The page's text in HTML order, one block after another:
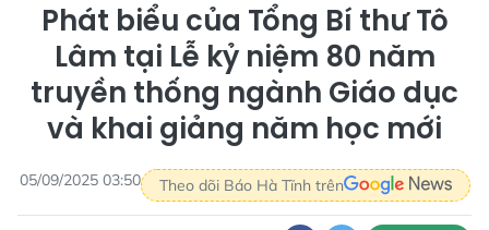
Phát biểu của Tổng Bí thư Tô
Lâm tại Lễ kỷ niệm 80 năm
truyền thống ngành Giáo dục
và khai giảng năm học mới
05/09/2025 03:50 Theo dõi Báo Hà Tĩnh trên